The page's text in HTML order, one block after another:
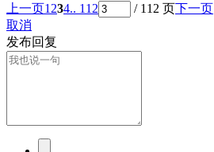
上一页1 234.. 112 / 112 页下一页
取消
发布回复